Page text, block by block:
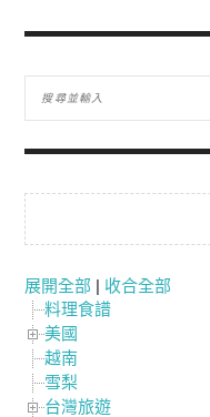
展開全部 | 收合全部
料理食譜
美國
越南
雪梨
台灣旅遊